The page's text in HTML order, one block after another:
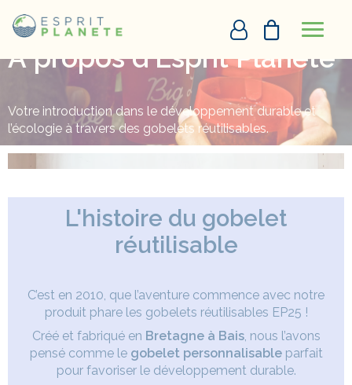
PERSONNALISATION EN LIGNE
DEVIS
DEMANDE D’APPEL
Accueil A propos d’Esprit Planète L’histoire d’Esprit Planète
A propos d'Esprit Planète
Votre introduction dans le développement durable et
l’écologie à travers des gobelets réutilisables.
L'histoire du gobelet
réutilisable
C’est en 2010, que l’aventure commence avec notre
produit phare les gobelets réutilisables EP25 !
Créé et fabriqué en Bretagne à Bais, nous l’avons
pensé comme le gobelet personnalisableparfait
pour favoriser le développement durable.